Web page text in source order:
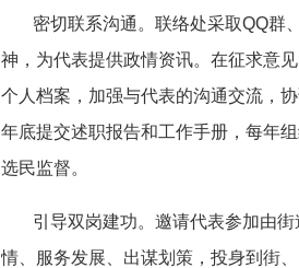
密切联系沟通。联络处采取QQ群
神，为代表提供政情资讯。在征求意
个人档案，加强与代表的沟通交流，
年底提交述职报告和工作手册，每年
选民监督。
引导双岗建功。邀请代表参加由
情、服务发展、出谋划策，投身到街